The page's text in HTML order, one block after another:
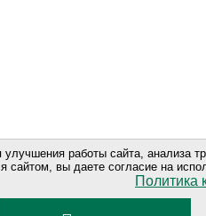
работы сайта, анализа
сайтом, вы даете согласие на
Политика